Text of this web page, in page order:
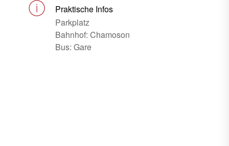
Praktische Infos
Parkplatz
Bahnhof: Chamoson
Bus: Gare